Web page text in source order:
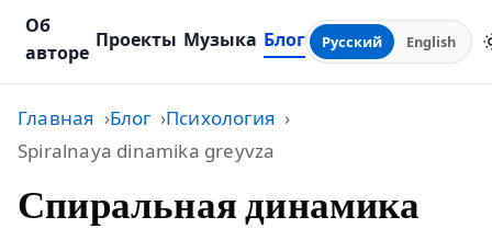
Об
авторе
Проекты Музыка Блог Русский English
Главная Блог
Психология
Spiralnaya dinamika greyvza
Спиральная динамика